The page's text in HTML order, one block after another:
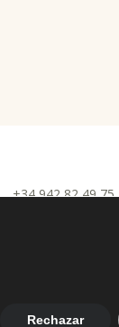
+34 942 82 49 75
Rechazar